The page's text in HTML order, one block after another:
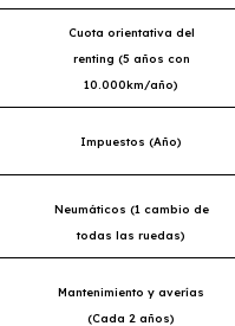
Cuota orientativa del
renting (5 años con
10.000km/año)
Impuestos (Año)
Neumáticos (1 cambio de
todas las ruedas)
Mantenimiento y averías
(Cada 2 años)